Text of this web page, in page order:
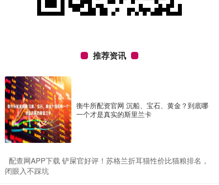
推荐资讯
衡牛所配资官网 沉船、宝石、黄金？到底哪
一个才是真实的斯里兰卡
​配查网APP下载 铲屎官好评！苏格兰折耳猫性价比猫粮排名，
闭眼入不踩坑